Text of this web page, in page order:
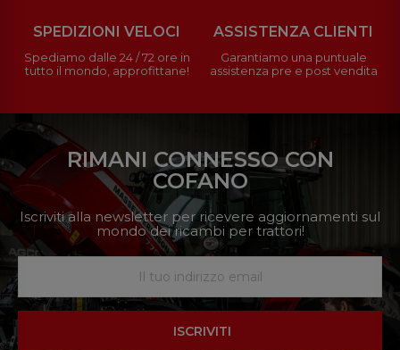
SPEDIZIONI VELOCI
Spediamo dalle 24 / 72 ore in
tutto il mondo, approfittane!
ASSISTENZA CLIENTI
Garantiamo una puntuale
assistenza pre e post vendita
RIMANI CONNESSO CON
COFANO
Iscriviti alla newsletter per ricevere aggiornamenti sul
mondo dei ricambi per trattori!
ISCRIVITI